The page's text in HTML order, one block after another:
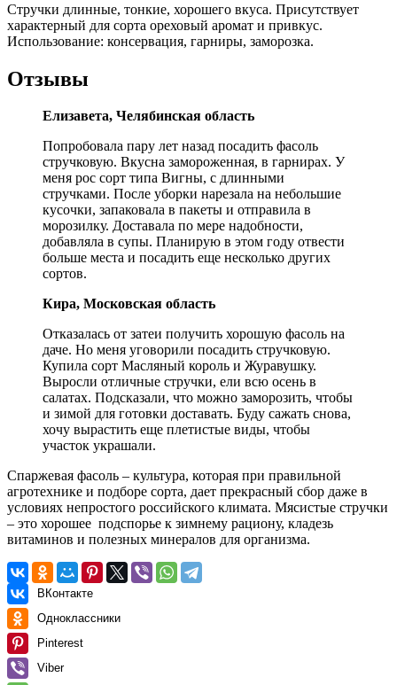
Стручки длинные, тонкие, хорошего вкуса. Присутствует
характерный для сорта ореховый аромат и привкус.
Использование: консервация, гарниры, заморозка.
Отзывы
Елизавета, Челябинская область
Попробовала пару лет назад посадить фасоль
стручковую. Вкусна замороженная, в гарнирах. У
меня рос сорт типа Вигны, с длинными
стручками. После уборки нарезала на небольшие
кусочки, запаковала в пакеты и отправила в
морозилку. Доставала по мере надобности,
добавляла в супы. Планирую в этом году отвести
больше места и посадить еще несколько других
сортов.
Кира, Московская область
Отказалась от затеи получить хорошую фасоль на
даче. Но меня уговорили посадить стручковую.
Купила сорт Масляный король и Журавушку.
Выросли отличные стручки, ели всю осень в
салатах. Подсказали, что можно заморозить, чтобы
и зимой для готовки доставать. Буду сажать снова,
хочу вырастить еще плетистые виды, чтобы
участок украшали.
Спаржевая фасоль – культура, которая при правильной
агротехнике и подборе сорта, дает прекрасный сбор даже в
условиях непростого российского климата. Мясистые стручки
– это хорошее подспорье к зимнему рациону, кладезь
витаминов и полезных минералов для организма.
ВКонтакте
Одноклассники
Pinterest
Viber